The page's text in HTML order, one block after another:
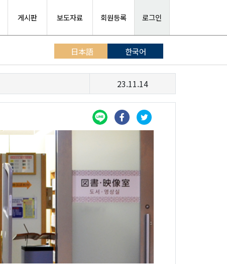
게시판 보도자료 회원등록 로그인
日本語 한국어
23.11.14